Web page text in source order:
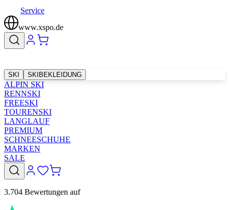
Service
www.xspo.de
SKI SKIBEKLEIDUNG
ALPIN SKI
RENNSKI
FREESKI
TOURENSKI
LANGLAUF
PREMIUM
SCHNEESCHUHE
MARKEN
SALE
3.704 Bewertungen auf